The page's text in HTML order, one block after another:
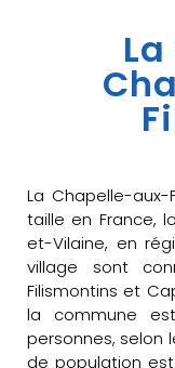
La Chapelle-
taille en France,
et-Vilaine, en
village sont
Filismontins et
la commune
personnes, selon
de population